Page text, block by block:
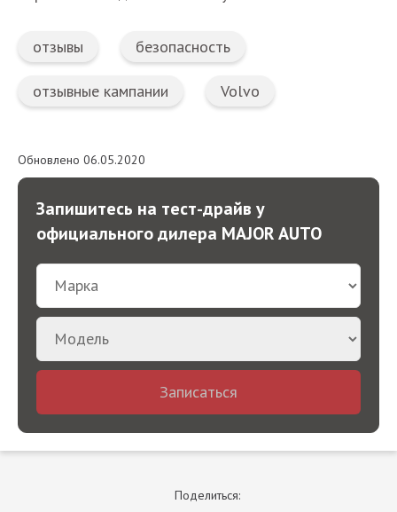
отзывы безопасность
отзывные кампании Volvo
Обновлено 06.05.2020
Запишитесь на тест-драйв у
официального дилера MAJOR AUTO
Записаться
Поделиться: